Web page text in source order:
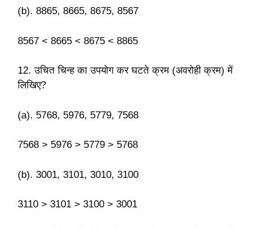
(b). 8865, 8665, 8675, 8567
8567 < 8665 < 8675 < 8865
12. उचित चिन्ह का उपयोग कर घटते क्रम (अवरोही क्रम) में
लिखिए?
(a). 5768, 5976, 5779, 7568
7568 > 5976 > 5779 > 5768
(b). 3001, 3101, 3010, 3100
3110 > 3101 > 3100 > 3001